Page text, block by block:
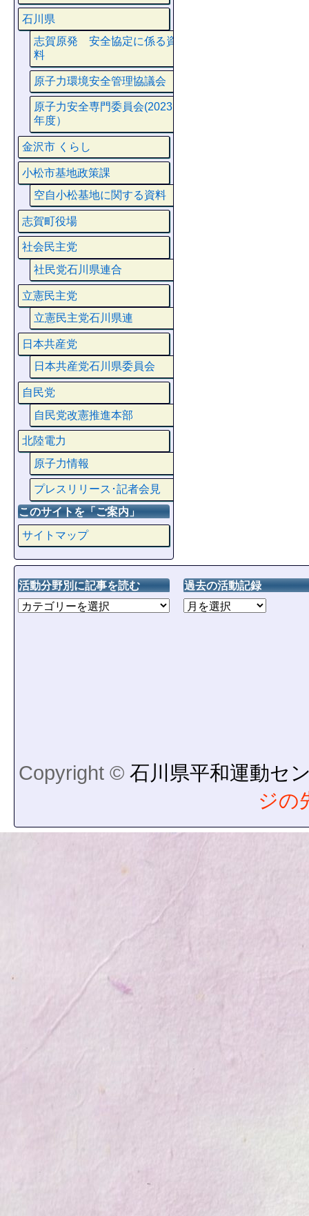
石川県
志賀原発 安全協定に係る資
料
原子力環境安全管理協議会
原子力安全専門委員会(2023
年度）
金沢市 くらし
小松市基地政策課
空自小松基地に関する資料
志賀町役場
社会民主党
社民党石川県連合
立憲民主党
立憲民主党石川県連
日本共産党
日本共産党石川県委員会
自民党
自民党改憲推進本部
北陸電力
原子力情報
プレスリリース･記者会見
このサイトを「ご案内」
サイトマップ
活動分野別に記事を読む 過去の活動記録
Copyright © 石川県平和運動セ
ジの